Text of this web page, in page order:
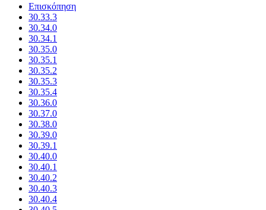
Επισκόπηση
30.33.3
30.34.0
30.34.1
30.35.0
30.35.1
30.35.2
30.35.3
30.35.4
30.36.0
30.37.0
30.38.0
30.39.0
30.39.1
30.40.0
30.40.1
30.40.2
30.40.3
30.40.4